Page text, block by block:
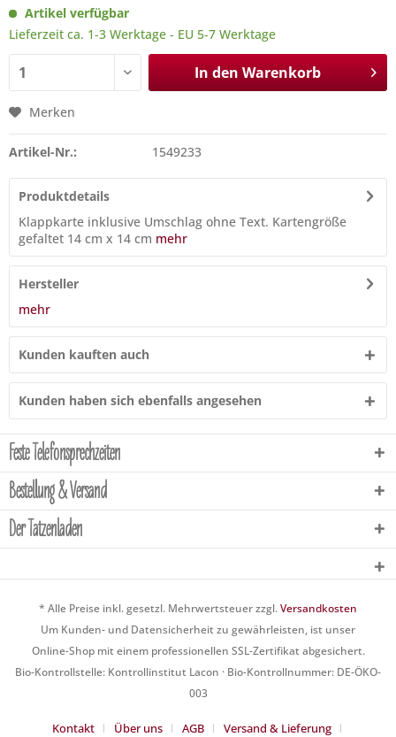
Artikel verfügbar
Lieferzeit ca. 1-3 Werktage - EU 5-7 Werktage
In den Warenkorb
Merken
Artikel-Nr.: 1549233
Produktdetails
Klappkarte inklusive Umschlag ohne Text. Kartengröße
gefaltet 14 cm x 14 cm mehr
Hersteller
mehr
Kunden kauften auch
Kunden haben sich ebenfalls angesehen
Feste Telefonsprechzeiten
Bestellung & Versand
Der Tatzenladen
* Alle Preise inkl. gesetzl. Mehrwertsteuer zzgl.Versandkosten
Um Kunden- und Datensicherheit zu gewährleisten, ist unser
Online-Shop mit einem professionellen SSL-Zertifikat abgesichert.
Bio-Kontrollstelle: Kontrollinstitut Lacon · Bio-Kontrollnummer: DE-ÖKO-
003
Kontakt Über uns AGB Versand & Lieferung